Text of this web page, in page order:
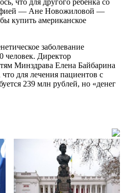
— Ане Новожиловой —
купить американское
заболевание
человек. Директор
Минздрава Елена Байбарина
для лечения пациентов с
239 млн рублей, но «денег